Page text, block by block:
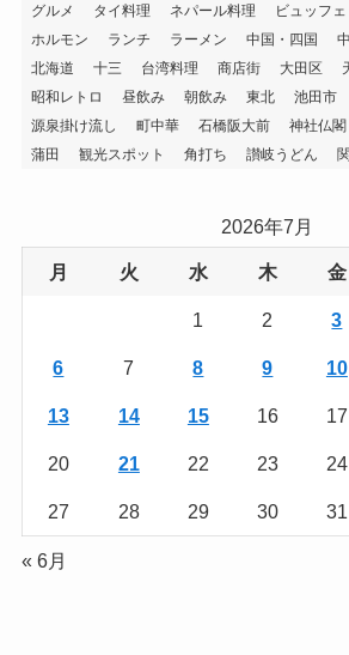
グルメ
タイ料理 ネパール料理 ビュッフェ
ホルモン
ランチ ラーメン 中国・四国
北海道
十三 台湾料理 商店街 大田区
昭和レトロ
昼飲み 朝飲み 東北 池田市
源泉掛け流し
町中華 石橋阪大前 神社仏閣
蒲田
観光スポット 角打ち 讃岐うどん
2026年7月
月 火 水 木 金
1 2 3
6 7 8 9 10
13 14 15 16 17
20 21 22 23 24
27 28 29 30 31
« 6月